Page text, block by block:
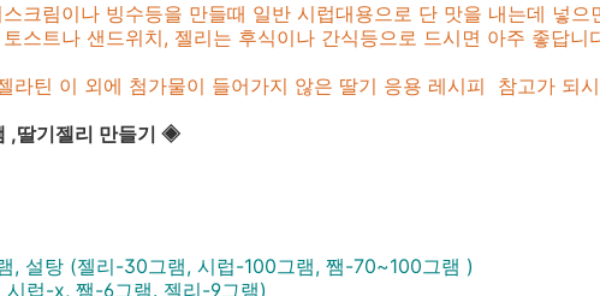
크림이나 빙수등을 만들때 일반 시럽대용으로 단 맛을 내는데 넣으
스트나 샌드위치, 젤리는 후식이나 간식등으로 드시면 아주 좋답니
라틴 이 외에 첨가물이 들어가지 않은 딸기 응용 레시피 참고가 되
,딸기젤리 만들기 ◈
, 설탕 (젤리-30그램, 시럽-100그램, 쨈-70~100그램 )
-x, 쨈-6그램. 젤리-9그램)